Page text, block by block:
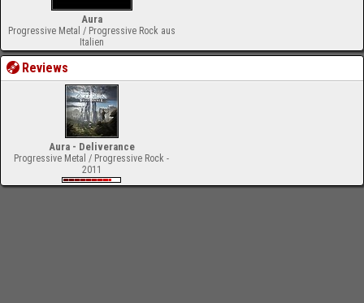
Aura
Progressive Metal / Progressive Rock aus
Italien
Reviews
Aura - Deliverance
Progressive Metal / Progressive Rock -
2011